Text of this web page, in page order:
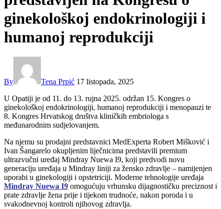
ginekološkoj endokrinologiji i
humanoj reprodukciji
By Tena Prpić 17 listopada, 2025
U Opatiji je od 11. do 13. rujna 2025. održan 15. Kongres o
ginekološkoj endokrinologiji, humanoj reprodukciji i menopauzi te
8. Kongres Hrvatskog društva kliničkih embriologa s
međunarodnim sudjelovanjem.
Na njemu su prodajni predstavnici MedExperta Robert Mišković i
Ivan Šangarelo okupljenim liječnicima predstavili premium
ultrazvučni uređaj Mindray Nuewa I9, koji predvodi novu
generaciju uređaja u Mindray liniji za žensko zdravlje – namijenjen
uporabi u ginekologiji i opstetriciji. Moderne tehnologije uređaja
Mindray Nuewa I9 omogućuju vrhunsku dijagnostičku preciznost i
prate zdravlje žena prije i tijekom trudnoće, nakon poroda i u
svakodnevnoj kontroli njihovog zdravlja.